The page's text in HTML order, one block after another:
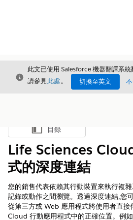
結束
此文已使用 Salesforce 機器翻譯系
請參見此處。 切換至英文
顯示目錄
目錄
Life Sciences
式的深度連結
您的銷售代表依賴其行動裝置來執行複雜
記錄或動作之間瀏覽。透過深度連結,您
從第三方或 Web 應用程式將使用者直
Cloud 行動應用程式中的正確位置。例